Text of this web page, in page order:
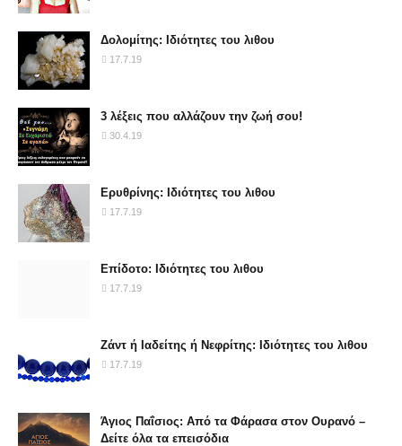
Δολομίτης: Ιδιότητες του λιθου
17.7.19
3 λέξεις που αλλάζουν την ζωή σου!
30.4.19
Ερυθρίνης: Ιδιότητες του λιθου
17.7.19
Επίδοτο: Ιδιότητες του λιθου
17.7.19
Ζάντ ή Ιαδείτης ή Νεφρίτης: Ιδιότητες του λιθου
17.7.19
Άγιος Παΐσιος: Από τα Φάρασα στον Ουρανό –
Δείτε όλα τα επεισόδια